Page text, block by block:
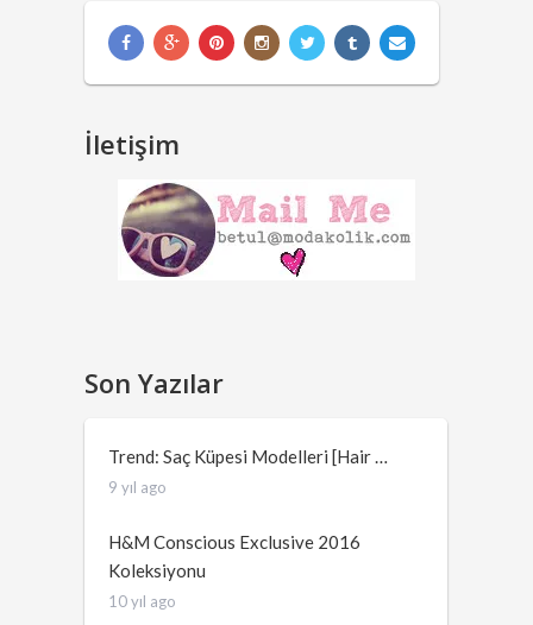
İletişim
Son Yazılar
Trend: Saç Küpesi Modelleri [Hair …
9 yıl ago
H&M Conscious Exclusive 2016
Koleksiyonu
10 yıl ago